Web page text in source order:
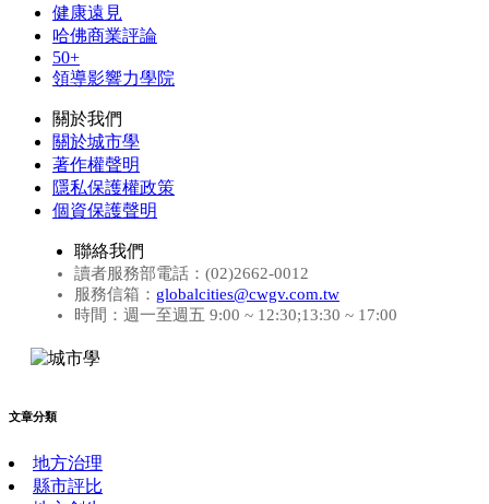
健康遠見
哈佛商業評論
50+
領導影響力學院
關於我們
關於城市學
著作權聲明
隱私保護權政策
個資保護聲明
聯絡我們
讀者服務部電話：(02)2662-0012
服務信箱： globalcities@cwgv.com.tw
時間：週一至週五 9:00 ~ 12:30;13:30 ~ 17:00
文章分類
地方治理
縣市評比